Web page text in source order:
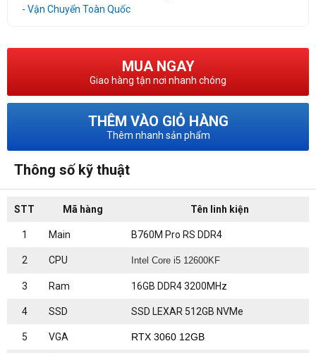
- Vận Chuyển Toàn Quốc
MUA NGAY
Giao hàng tận nơi nhanh chóng
THÊM VÀO GIỎ HÀNG
Thêm nhanh sản phẩm
Thông số kỹ thuật
STT Mã hàng Tên linh kiện
1 Main B760M Pro RS DDR4
2 CPU Intel Core i5 12600KF
3 Ram 16GB DDR4 3200MHz
4 SSD SSD LEXAR 512GB NVMe
5 VGA RTX 3060 12GB